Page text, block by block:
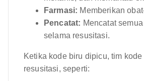
Farmasi: Memberikan
Pencatat: Mencatat
selama resusitasi.
Ketika kode biru dipicu, tim
resusitasi, seperti: